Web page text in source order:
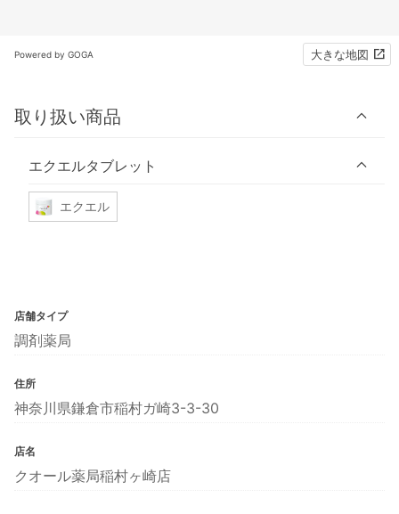
Powered by GOGA 大きな地図
取り扱い商品
エクエルタブレット
エクエル
店舗タイプ
調剤薬局
住所
神奈川県鎌倉市稲村ガ崎3-3-30
店名
クオール薬局稲村ヶ崎店